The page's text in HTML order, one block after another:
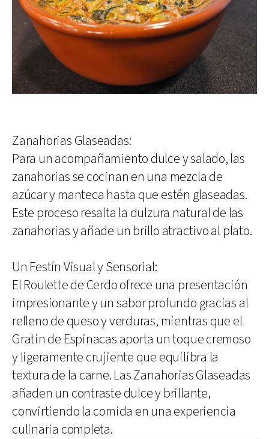
Zanahorias Glaseadas:
Para un acompañamiento dulce y salado, las
zanahorias se cocinan en una mezcla de
azúcar y manteca hasta que estén glaseadas.
Este proceso resalta la dulzura natural de las
zanahorias y añade un brillo atractivo al plato.
Un Festín Visual y Sensorial:
El Roulette de Cerdo ofrece una presentación
impresionante y un sabor profundo gracias al
relleno de queso y verduras, mientras que el
Gratin de Espinacas aporta un toque cremoso
y ligeramente crujiente que equilibra la
textura de la carne. Las Zanahorias Glaseadas
añaden un contraste dulce y brillante,
convirtiendo la comida en una experiencia
culinaria completa.